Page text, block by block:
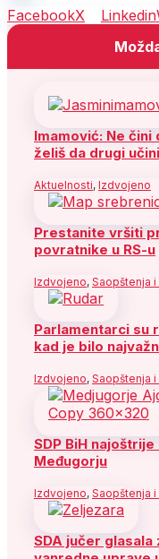
FacebookX Linkedin
Imamović: Ne
želiš da drugi
Aktuelnosti, Izdvojeno
Prestanite vršiti
povratnike u RS-u
Izdvojeno, Saopštenja i
Parlamentarci su
kad je bilo
Izdvojeno, Saopštenja i
SDP BiH
Međugorju
Izdvojeno, Saopštenja i
SDA jučer